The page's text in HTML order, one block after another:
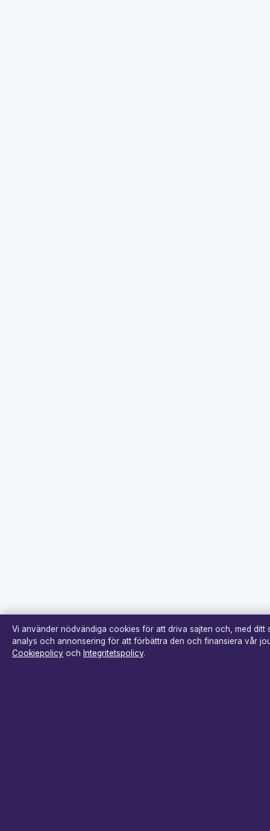
Vi använder nödvändiga cookies för att driva sajten och, med ditt
analys och annonsering för att förbättra den och finansiera vår
Cookiepolicy och Integritetspolicy.